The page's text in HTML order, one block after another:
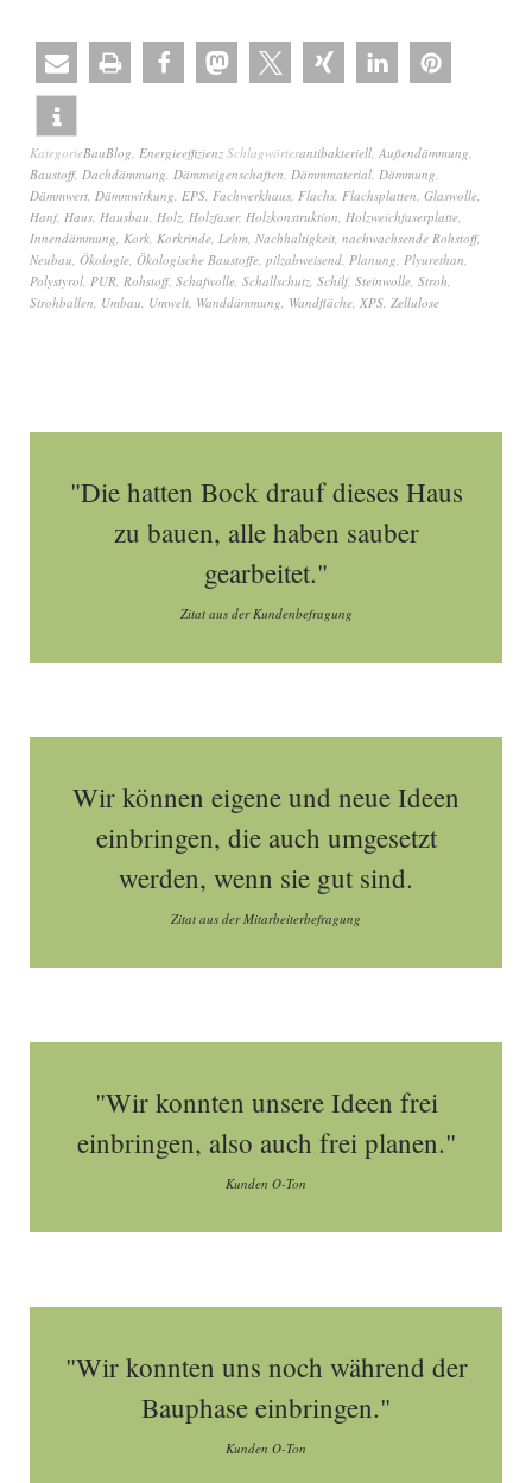
KategorieBauBlog, Energieeffizienz Schlagwörterantibakteriell, Außendämmung,
Baustoff, Dachdämmung, Dämmeigenschaften, Dämmmaterial, Dämmung,
Dämmwert, Dämmwirkung, EPS, Fachwerkhaus, Flachs, Flachsplatten, Glaswolle,
Hanf, Haus, Hausbau, Holz, Holzfaser, Holzkonstruktion, Holzweichfaserplatte,
Innendämmung, Kork, Korkrinde, Lehm, Nachhaltigkeit, nachwachsende Rohstoff,
Neubau, Ökologie, Ökologische Baustoffe, pilzabweisend, Planung, Plyurethan,
Polystyrol, PUR, Rohstoff, Schafwolle, Schallschutz, Schilf, Steinwolle, Stroh,
Strohballen, Umbau, Umwelt, Wanddämmung, Wandfläche, XPS, Zellulose
"Die hatten Bock drauf dieses Haus
zu bauen, alle haben sauber
gearbeitet."
Zitat aus der Kundenbefragung
Wir können eigene und neue Ideen
einbringen, die auch umgesetzt
werden, wenn sie gut sind.
Zitat aus der Mitarbeiterbefragung
"Wir konnten unsere Ideen frei
einbringen, also auch frei planen."
Kunden O-Ton
"Wir konnten uns noch während der
Bauphase einbringen."
Kunden O-Ton